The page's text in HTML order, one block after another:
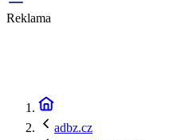
Reklama
adbz.cz